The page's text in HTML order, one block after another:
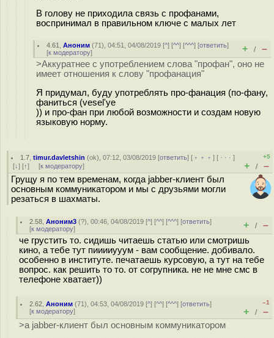
В голову не приходила связь с профанами,
воспринимал в правильном ключе с малых лет
4.61 ,Аноним (71), 04:51, 04/08/2019 [^] [^^] [^^^] [ответить]
[к модератору] + / –
>Аккуратнее с употреблением слова "профан", оно не
имеет отношения к слову "профанация"
Я придумал, буду употреблять про-фанация (по-фану,
фаниться (vesel'ye
)) и про-фан при любой возможности и создам новую
языковую норму.
1.7 ,timur.davletshin (ok), 07:12, 03/08/2019 [ответить] [ ﹢﹢﹢] [ · · ·]
[↓] [↑] [к модератору]
+5
+ / –
Грущу я по тем временам, когда jabber-клиент был
основным коммуникатором и мы с друзьями могли
резаться в шахматы.
2.58 ,Аноним3 (?), 00:46, 04/08/2019 [^] [^^] [^^^] [ответить]
[к модератору] + / –
че грустить то. сидишь читаешь статью или смотришь
кино, а тебе тут пииииууум - вам сообщение. добивало.
особенно в институте. печатаешь курсовую, а тут на тебе
вопрос. как решить то то. от согрупника. не не мне смс в
телефоне хватает))
2.62 ,Аноним (71), 04:53, 04/08/2019 [^] [^^] [^^^] [ответить]
[к модератору]
–1
+ / –
>а jabber-клиент был основным коммуникатором